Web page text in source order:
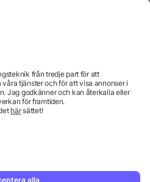
föreningar och
GmbH.